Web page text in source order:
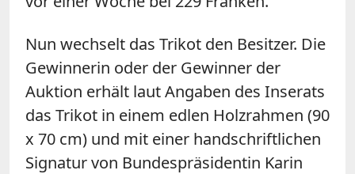
Nun wechselt das Trikot den Besitzer. Die
Gewinnerin oder der Gewinner der
Auktion erhält laut Angaben des Inserats
das Trikot in einem edlen Holzrahmen (90
x 70 cm) und mit einer handschriftlichen
Signatur von Bundespräsidentin Karin